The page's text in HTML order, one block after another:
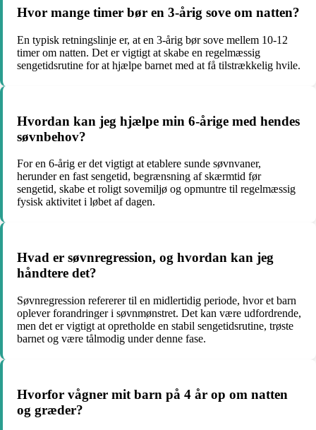
Hvor mange timer bør en 3-årig sove om natten?
En typisk retningslinje er, at en 3-årig bør sove mellem 10-12
timer om natten. Det er vigtigt at skabe en regelmæssig
sengetidsrutine for at hjælpe barnet med at få tilstrækkelig hvile.
Hvordan kan jeg hjælpe min 6-årige med hendes
søvnbehov?
For en 6-årig er det vigtigt at etablere sunde søvnvaner,
herunder en fast sengetid, begrænsning af skærmtid før
sengetid, skabe et roligt sovemiljø og opmuntre til regelmæssig
fysisk aktivitet i løbet af dagen.
Hvad er søvnregression, og hvordan kan jeg
håndtere det?
Søvnregression refererer til en midlertidig periode, hvor et barn
oplever forandringer i søvnmønstret. Det kan være udfordrende,
men det er vigtigt at opretholde en stabil sengetidsrutine, trøste
barnet og være tålmodig under denne fase.
Hvorfor vågner mit barn på 4 år op om natten
og græder?